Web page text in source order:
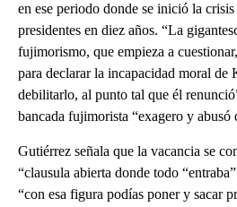
en ese periodo donde se inició la
presidentes en diez años. “La
fujimorismo, que empieza a
para declarar la incapacidad moral de
debilitarlo, al punto tal que él
bancada fujimorista “exagero y abusó
Gutiérrez señala que la vacancia se
“clausula abierta donde todo
“con esa figura podías poner y sacar